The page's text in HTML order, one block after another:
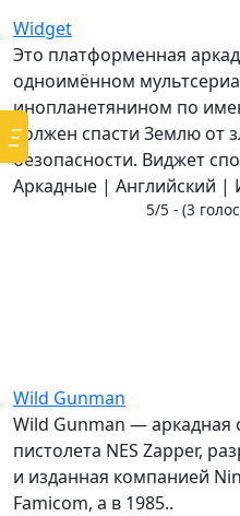
Ξ
Widget
Это платформенная
одноимённом
инопланетянином по
должен спасти Землю от
безопасности. Виджет
Аркадные | Английский |
5/5 - (3
Wild Gunman
Wild Gunman — аркадная
пистолета NES Zapper,
и изданная компанией
Famicom, а в 1985..